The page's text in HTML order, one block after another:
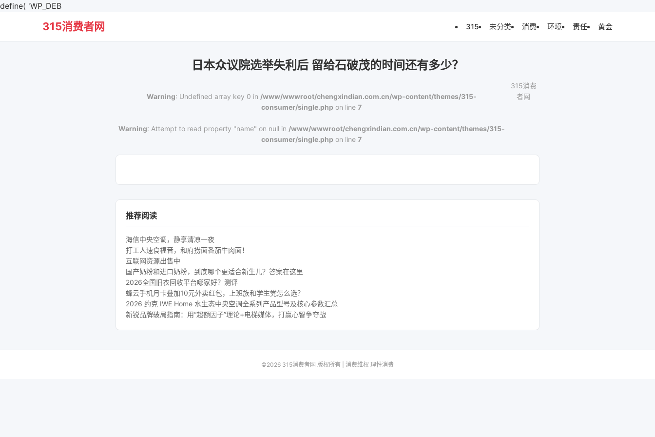
define( 'WP_DEB
315消费者网 315 未分类 消费 环境 责任 黄金
日本众议院选举失利后 留给石破茂的时间还有多少？
Warning: Undefined array key 0 in /www/wwwroot/chengxindian.com.cn/wp-content/themes/315-
consumer/single.php on line7
Warning: Attempt to read property "name" on null in /www/wwwroot/chengxindian.com.cn/wp-content/themes/315-
consumer/single.php on line7
315消费
者网
推荐阅读
海信中央空调，静享清凉一夜
打工人速食福音，和府捞面番茄牛肉面！
互联网资源出售中
国产奶粉和进口奶粉，到底哪个更适合新生儿？答案在这里
2026全国旧衣回收平台哪家好？测评
蜂云手机月卡叠加10元外卖红包，上班族和学生党怎么选？
2026 约克 IWE Home 水生态中央空调全系列产品型号及核心参数汇总
新锐品牌破局指南：用“超额因子”理论+电梯媒体，打赢心智争夺战
©2026 315消费者网 版权所有 | 消费维权 理性消费